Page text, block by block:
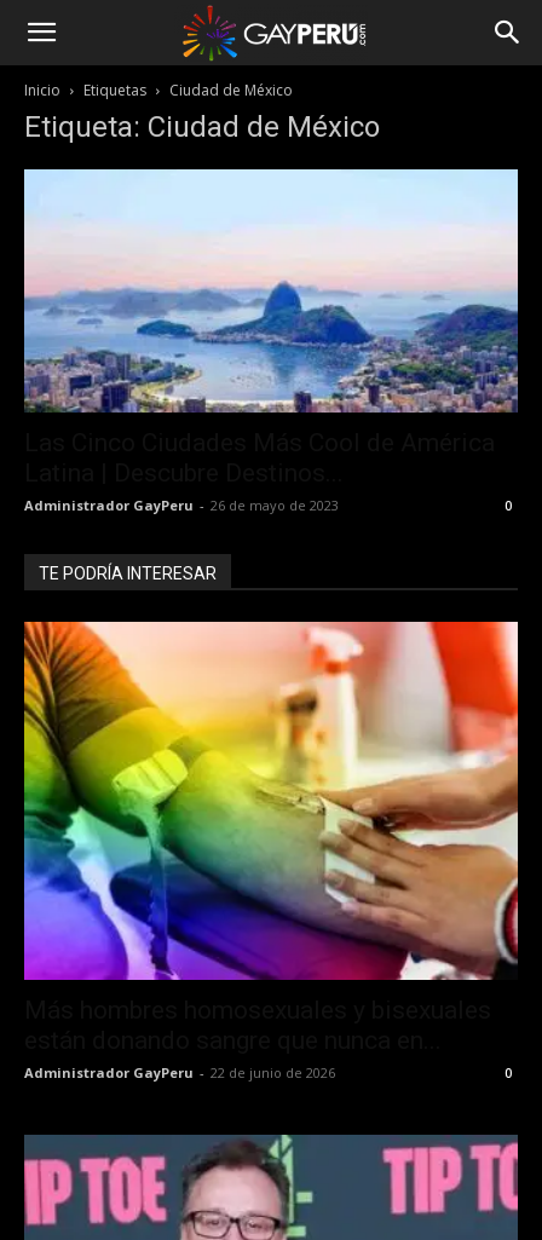
Inicio Etiquetas Ciudad de México
Etiqueta: Ciudad de México
Administrador GayPeru - 26 de mayo de 2023 0
TE PODRÍA INTERESAR
Administrador GayPeru - 22 de junio de 2026 0